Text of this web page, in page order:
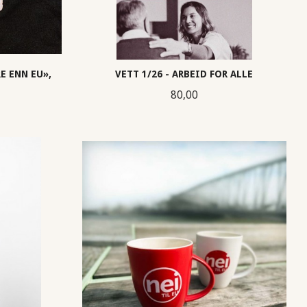
ENN EU»,
VETT 1/26 - ARBEID FOR ALLE
Pris
80,00
KJØP